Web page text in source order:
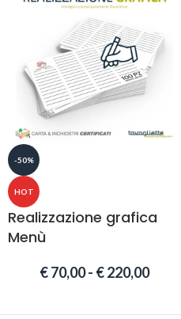
-50%
HOT
Realizzazione grafica
Menù
€70,00- €220,00